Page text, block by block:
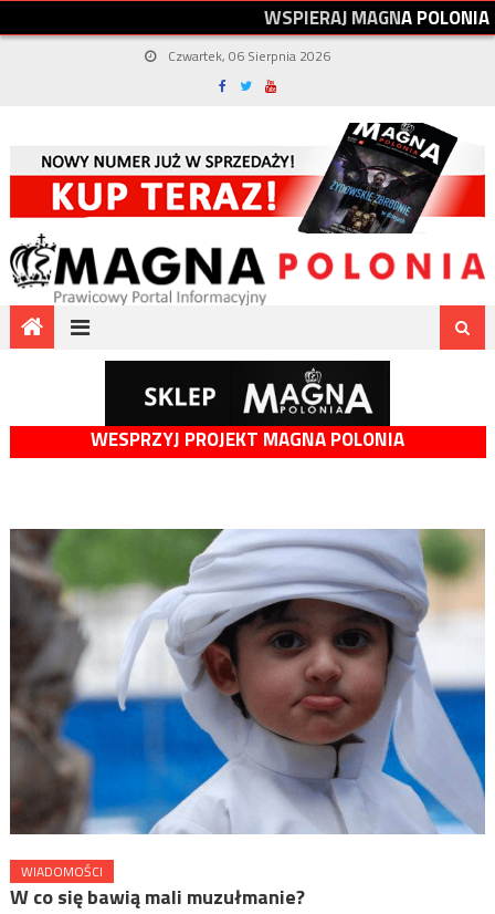
WSPIERAJMAGNAPOLONIA
Czwartek, 06 Sierpnia 2026
WESPRZYJ PROJEKT MAGNA POLONIA
WIADOMOŚCI
W co się bawią mali muzułmanie?